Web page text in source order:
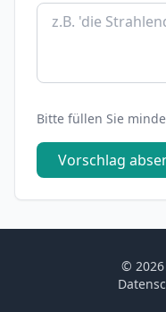
Bitte füllen Sie
Vorschlag
© 2026